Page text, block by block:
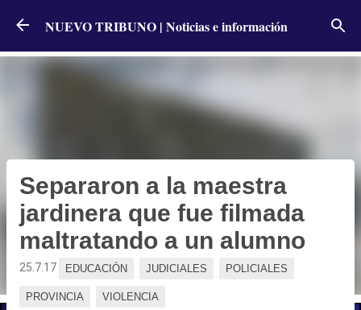
Ir al contenido principal
NUEVO TRIBUNO | Noticias e información
Separaron a la maestra
jardinera que fue filmada
maltratando a un alumno
25.7.17 EDUCACIÓN JUDICIALES POLICIALES
PROVINCIA VIOLENCIA